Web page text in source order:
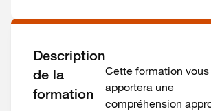
Description
de la
formation
Cette formation vous
apportera une
compréhension